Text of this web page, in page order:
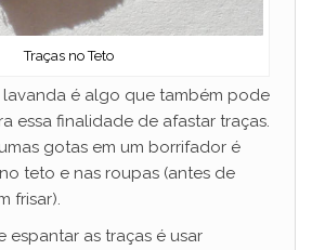
Traças no Teto
lavanda é algo que também pode
essa finalidade de afastar traças.
gotas em um borrifador é
teto e nas roupas (antes de
frisar).
espantar as traças é usar